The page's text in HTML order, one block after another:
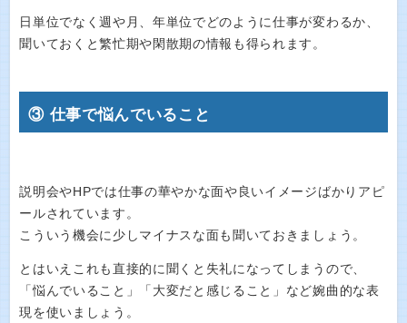
日単位でなく週や月、年単位でどのように仕事が変わるか、
聞いておくと繁忙期や閑散期の情報も得られます。
③ 仕事で悩んでいること
説明会やHPでは仕事の華やかな面や良いイメージばかりアピ
ールされています。
こういう機会に少しマイナスな面も聞いておきましょう。
とはいえこれも直接的に聞くと失礼になってしまうので、
「悩んでいること」「大変だと感じること」など婉曲的な表
現を使いましょう。